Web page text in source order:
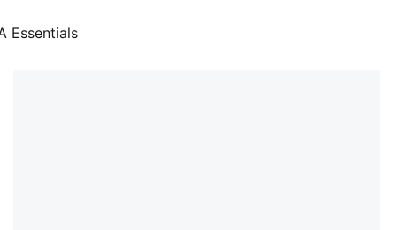
Essentials